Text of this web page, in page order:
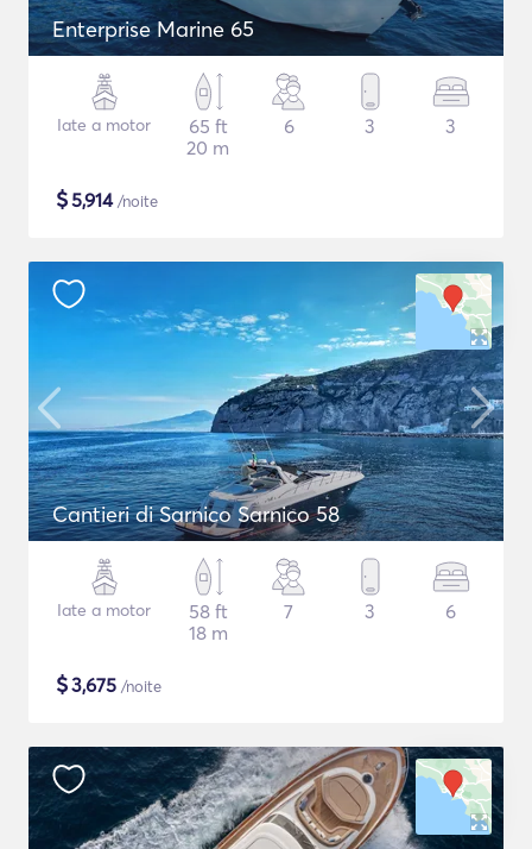
Enterprise Marine 65
Iate a motor
65 ft
20 m
6 3 3
$5,914/noite
Cantieri di Sarnico Sarnico 58
Iate a motor
58 ft
18 m
7 3 6
$3,675 /noite